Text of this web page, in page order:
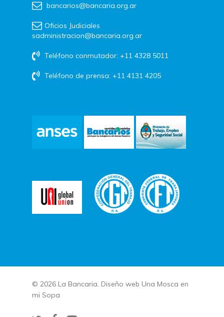
bancarios@bancaria.org.ar
Oficios Judiciales
sadministracion@bancaria.org.ar
Teléfono conmutador: +11 4328 5011
Teléfono de prensa: +11 4131 4205
© 2026 La Bancaria. Diseño web Una Mosca en
mi Sopa